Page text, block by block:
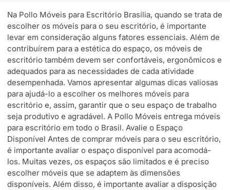
Na Pollo Móveis para Escritório Brasília, quando se trata de
escolher os móveis para o seu escritório, é importante
levar em consideração alguns fatores essenciais. Além de
contribuírem para a estética do espaço, os móveis de
escritório também devem ser confortáveis, ergonômicos e
adequados para as necessidades de cada atividade
desempenhada. Vamos apresentar algumas dicas valiosas
para ajudá-lo a escolher os melhores móveis para
escritório e, assim, garantir que o seu espaço de trabalho
seja produtivo e agradável. A Pollo Móveis entrega móveis
para escritório em todo o Brasil. Avalie o Espaço
Disponível Antes de comprar móveis para o seu escritório,
é importante avaliar o espaço disponível para acomodá-
los. Muitas vezes, os espaços são limitados e é preciso
escolher móveis que se adaptem às dimensões
disponíveis. Além disso, é importante avaliar a disposição